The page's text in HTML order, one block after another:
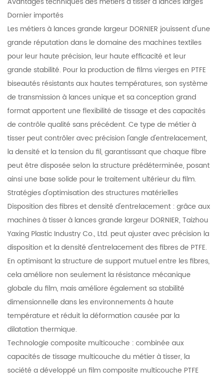
Dornier importés
Les métiers à lances grande largeur DORNIER jouissent d'une
grande réputation dans le domaine des machines textiles
pour leur haute précision, leur haute efficacité et leur
grande stabilité. Pour la production de films vierges en PTFE
biseautés résistants aux hautes températures, son système
de transmission à lances unique et sa conception grand
format apportent une flexibilité de tissage et des capacités
de contrôle qualité sans précédent. Ce type de métier à
tisser peut contrôler avec précision l'angle d'entrelacement,
la densité et la tension du fil, garantissant que chaque fibre
peut être disposée selon la structure prédéterminée, posant
ainsi une base solide pour le traitement ultérieur du film.
Stratégies d'optimisation des structures matérielles
Disposition des fibres et densité d'entrelacement : grâce aux
machines à tisser à lances grande largeur DORNIER, Taizhou
Yaxing Plastic Industry Co., Ltd. peut ajuster avec précision la
disposition et la densité d'entrelacement des fibres de PTFE.
En optimisant la structure de support mutuel entre les fibres,
cela améliore non seulement la résistance mécanique
globale du film, mais améliore également sa stabilité
dimensionnelle dans les environnements à haute
température et réduit la déformation causée par la
dilatation thermique.
Technologie composite multicouche : combinée aux
capacités de tissage multicouche du métier à tisser, la
société a développé un film composite multicouche PTFE